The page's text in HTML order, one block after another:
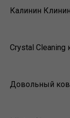
Калинин
Crystal Cleaning
Довольный